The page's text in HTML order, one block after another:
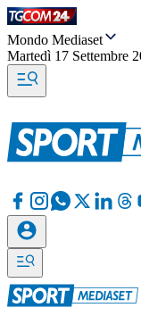
Mondo Mediaset
Martedì 17 Settembre